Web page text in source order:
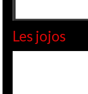
Les jojos